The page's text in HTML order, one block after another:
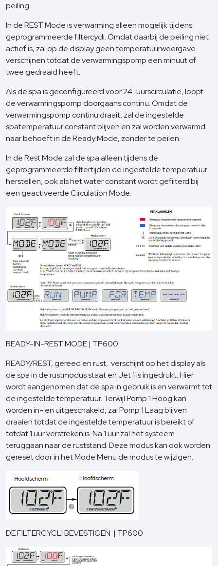
peiling.
In de REST Mode is verwarming alleen mogelijk tijdens
geprogrammeerde filtercycli. Omdat daarbij de peiling niet
actief is, zal op de display geen temperatuurweergave
verschijnen totdat de verwarmingspomp een minuut of
twee gedraaid heeft.
Als de spa is geconfigureerd voor 24-uurscirculatie, loopt
de verwarmingspomp doorgaans continu. Omdat de
verwarmingspomp continu draait, zal de ingestelde
spatemperatuur constant blijven en zal worden verwarmd
naar behoeft in de Ready Mode, zonder te peilen.
In de Rest Mode zal de spa alleen tijdens de
geprogrammeerde filtertijden de ingestelde temperatuur
herstellen, ook als het water constant wordt gefilterd bij
een geactiveerde Circulation Mode.
READY-IN-REST MODE | TP600
READY/REST, gereed en rust, verschijnt op het display als
de spa in de rustmodus staat en Jet 1 is ingedrukt. Hier
wordt aangenomen dat de spa in gebruik is en verwarmt tot
de ingestelde temperatuur. Terwijl Pomp 1 Hoog kan
worden in- en uitgeschakeld, zal Pomp 1 Laag blijven
draaien totdat de ingestelde temperatuur is bereikt of
totdat 1 uur verstreken is. Na 1 uur zal het systeem
teruggaan naar de ruststand. Deze modus kan ook worden
gereset door in het Mode Menu de modus te wijzigen.
DE FILTERCYCLI BEVESTIGEN | TP600